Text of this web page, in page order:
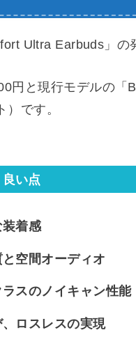
Ultra Earbuds」の
円と現行モデルの
）です。
良い点
着感
空間オーディオ
スのノイキャン性能
ロスレスの実現